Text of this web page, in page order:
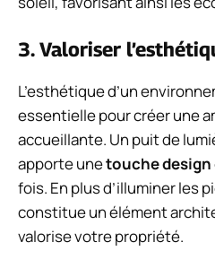
3. Valoriser
L’esthétique d’un
essentielle pour créer une
accueillante. Un puit de
apporte unetouche
fois. En plus d’illuminer les
constitue un élément
valorise votre propriété.